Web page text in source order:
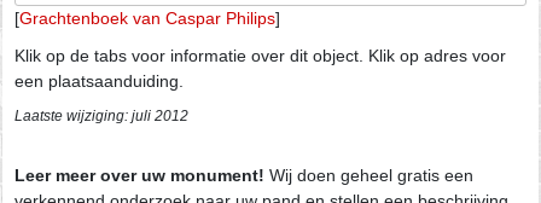
[Grachtenboek van Caspar Philips]
Klik op de tabs voor informatie over dit object. Klik op adres voor
een plaatsaanduiding.
Laatste wijziging: juli 2012
Leer meer over uw monument! Wij doen geheel gratis een